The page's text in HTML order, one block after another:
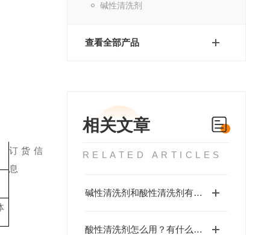
碱性清洗剂
查看全部产品
相关文章
RELATED ARTICLES
碱性清洗剂和酸性清洗剂有哪些区别?
酸性清洗剂怎么用？有什么优势？
订货信
息